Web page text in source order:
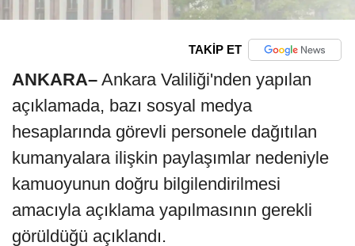
TAKİP ET
ANKARA– Ankara Valiliği'nden yapılan
açıklamada, bazı sosyal medya
hesaplarında görevli personele dağıtılan
kumanyalara ilişkin paylaşımlar nedeniyle
kamuoyunun doğru bilgilendirilmesi
amacıyla açıklama yapılmasının gerekli
görüldüğü açıklandı.